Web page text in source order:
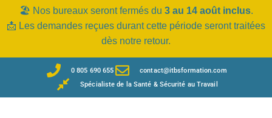
🏖️ Nos bureaux seront fermés du 3 au 14 août inclus.
📩 Les demandes reçues durant cette période seront traitées
dès notre retour.
0 805 690 655
contact@itbsformation.com
Spécialiste de la Santé & Sécurité au Travail